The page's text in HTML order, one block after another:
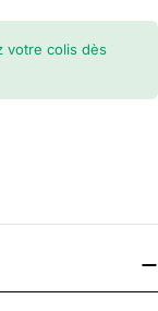
votre colis dès